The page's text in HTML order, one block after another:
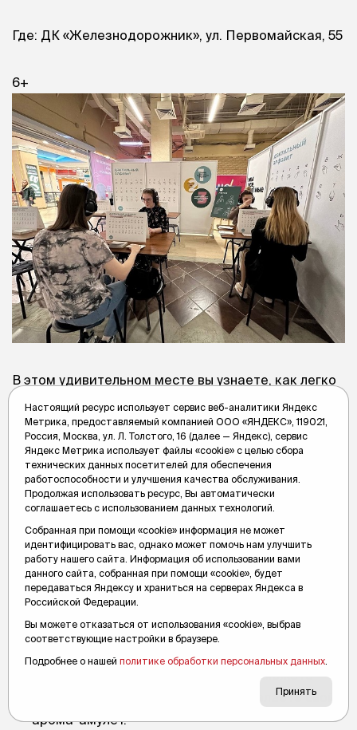
Где: ДК «Железнодорожник», ул. Первомайская, 55
6+
В этом удивительном месте вы узнаете, как легко
контактировать друг с другом через призму
тишины, независимо от ваших способностей.
И вы поймёте, как раскрываются ваши чувства,
когда вы не слышите. Программы музея:
Интерактивная экскурсия «В Тишине» проходит
в шумозащитных наушниках в сопровождении
индивидуального гида, который поможет
погрузиться в мир тишины и пройти пять
интерактивных зон, на которых обострятся все
ваши чувства.
Ароматический мастер-класс. Вы сможете
угадать 14 источников запаха и сделаете свой
арома-амулет.
Настоящий ресурс использует сервис веб-аналитики Яндекс
Метрика, предоставляемый компанией ООО «ЯНДЕКС», 119021,
Россия, Москва, ул. Л. Толстого, 16 (далее — Яндекс), сервис
Яндекс Метрика использует файлы «cookie» с целью сбора
технических данных посетителей для обеспечения
работоспособности и улучшения качества обслуживания.
Продолжая использовать ресурс, Вы автоматически
соглашаетесь с использованием данных технологий.
Собранная при помощи «cookie» информация не может
идентифицировать вас, однако может помочь нам улучшить
работу нашего сайта. Информация об использовании вами
данного сайта, собранная при помощи «cookie», будет
передаваться Яндексу и храниться на серверах Яндекса в
Российской Федерации.
Вы можете отказаться от использования «cookie», выбрав
соответствующие настройки в браузере.
Подробнее о нашей политике обработки персональных данных
Принять